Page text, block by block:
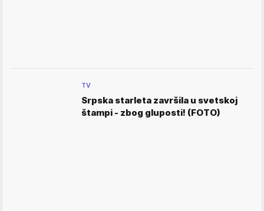
TV
Srpska starleta završila u svetskoj
štampi - zbog gluposti! (FOTO)